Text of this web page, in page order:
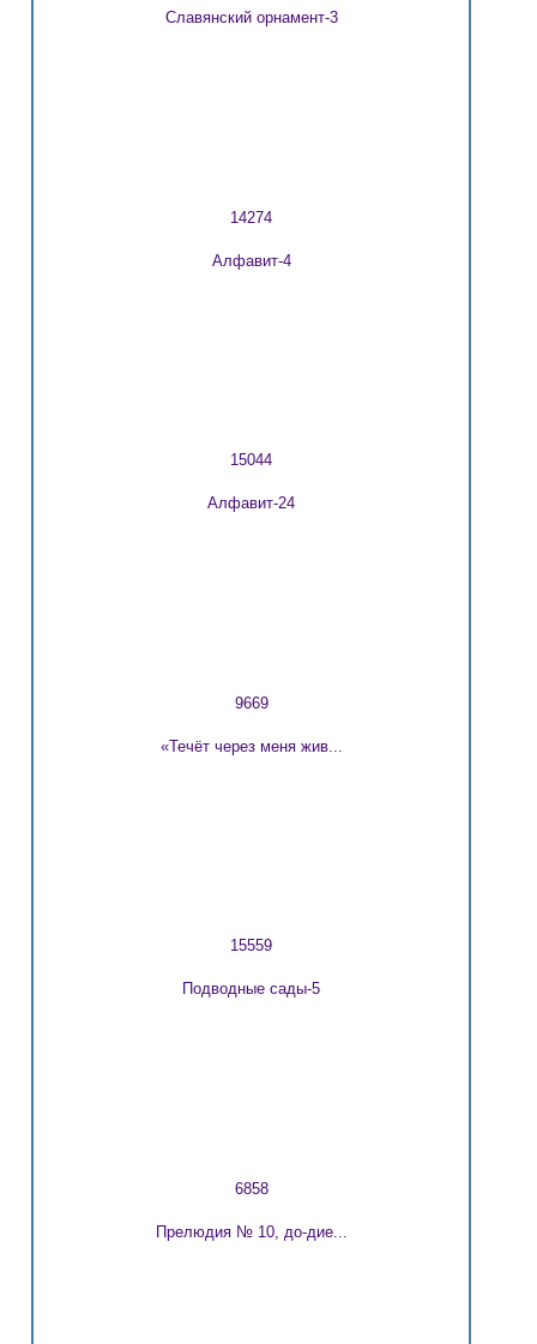
Славянский орнамент-3
14274
Алфавит-4
15044
Алфавит-24
9669
«Течёт через меня жив...
15559
Подводные сады-5
6858
Прелюдия № 10, до-дие...